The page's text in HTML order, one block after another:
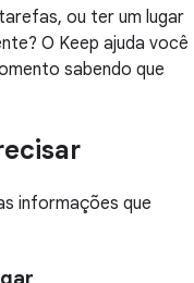
ou ter um lugar
O Keep ajuda você
sabendo que
informações que